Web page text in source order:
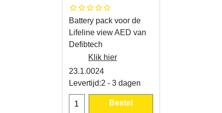
Battery pack voor de
Lifeline view AED van
Defibtech
Klik hier
23.1.0024
Levertijd:2 - 3 dagen
Bestel